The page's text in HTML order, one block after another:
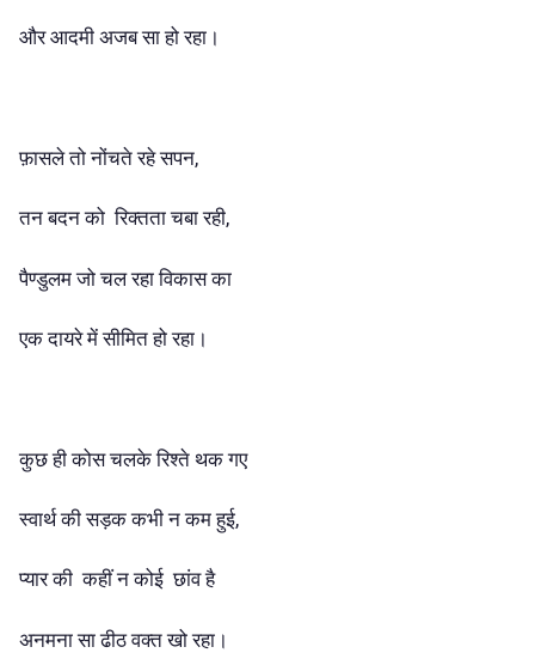
और आदमी अजब सा हो रहा।
फ़ासले तो नोंचते रहे सपन,
तन बदन को रिक्तता चबा रही,
पैण्डुलम जो चल रहा विकास का
एक दायरे में सीमित हो रहा।
कुछ ही कोस चलके रिश्ते थक गए
स्वार्थ की सड़क कभी न कम हुई,
प्यार की कहीं न कोई छांव है
अनमना सा ढीठ वक्त खो रहा।